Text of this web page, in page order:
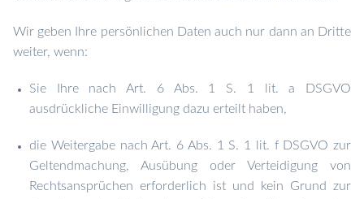
Wir geben Ihre persönlichen Daten auch nur dann an Dritte
weiter, wenn:
Sie Ihre nach Art. 6 Abs. 1 S. 1 lit. a DSGVO
ausdrückliche Einwilligung dazu erteilt haben,
die Weitergabe nach Art. 6 Abs. 1 S. 1 lit. f DSGVO zur
Geltendmachung, Ausübung oder Verteidigung von
Rechtsansprüchen erforderlich ist und kein Grund zur